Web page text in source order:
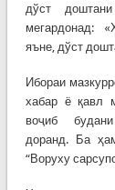
дўст
мегардонад:
яъне, дўст
Ибораи
хабар ё қавл
воҷиб
доранд. Ба
“Воруху